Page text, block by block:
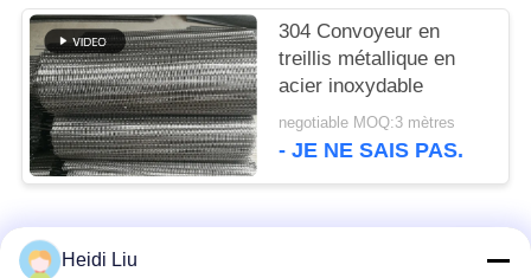
304 Convoyeur en
treillis métallique en
acier inoxydable
negotiable MOQ:3 mètres
- JE NE SAIS PAS.
Catégories populaires
Heidi Liu